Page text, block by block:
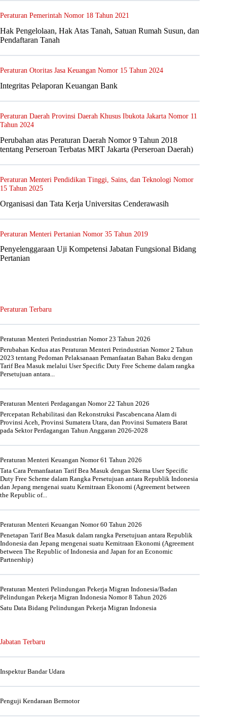
Peraturan Pemerintah Nomor 18 Tahun 2021
Hak Pengelolaan, Hak Atas Tanah, Satuan Rumah Susun, dan
Pendaftaran Tanah
Peraturan Otoritas Jasa Keuangan Nomor 15 Tahun 2024
Integritas Pelaporan Keuangan Bank
Peraturan Daerah Provinsi Daerah Khusus Ibukota Jakarta Nomor 11
Tahun 2024
Perubahan atas Peraturan Daerah Nomor 9 Tahun 2018
tentang Perseroan Terbatas MRT Jakarta (Perseroan Daerah)
Peraturan Menteri Pendidikan Tinggi, Sains, dan Teknologi Nomor
15 Tahun 2025
Organisasi dan Tata Kerja Universitas Cenderawasih
Peraturan Menteri Pertanian Nomor 35 Tahun 2019
Penyelenggaraan Uji Kompetensi Jabatan Fungsional Bidang
Pertanian
Peraturan Terbaru
Peraturan Menteri Perindustrian Nomor 23 Tahun 2026
Perubahan Kedua atas Peraturan Menteri Perindustrian Nomor 2 Tahun
2023 tentang Pedoman Pelaksanaan Pemanfaatan Bahan Baku dengan
Tarif Bea Masuk melalui User Specific Duty Free Scheme dalam rangka
Persetujuan antara...
Peraturan Menteri Perdagangan Nomor 22 Tahun 2026
Percepatan Rehabilitasi dan Rekonstruksi Pascabencana Alam di
Provinsi Aceh, Provinsi Sumatera Utara, dan Provinsi Sumatera Barat
pada Sektor Perdagangan Tahun Anggaran 2026-2028
Peraturan Menteri Keuangan Nomor 61 Tahun 2026
Tata Cara Pemanfaatan Tarif Bea Masuk dengan Skema User Specific
Duty Free Scheme dalam Rangka Persetujuan antara Republik Indonesia
dan Jepang mengenai suatu Kemitraan Ekonomi (Agreement between
the Republic of...
Peraturan Menteri Keuangan Nomor 60 Tahun 2026
Penetapan Tarif Bea Masuk dalam rangka Persetujuan antara Republik
Indonesia dan Jepang mengenai suatu Kemitraan Ekonomi (Agreement
between The Republic of Indonesia and Japan for an Economic
Partnership)
Peraturan Menteri Pelindungan Pekerja Migran Indonesia/Badan
Pelindungan Pekerja Migran Indonesia Nomor 8 Tahun 2026
Satu Data Bidang Pelindungan Pekerja Migran Indonesia
Jabatan Terbaru
Inspektur Bandar Udara
Penguji Kendaraan Bermotor